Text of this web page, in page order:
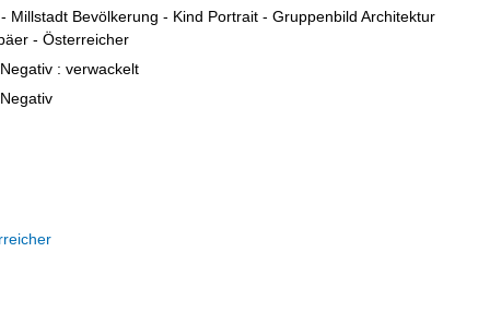
Millstadt Bevölkerung - Kind Portrait - Gruppenbild Architektur
- Österreicher
: verwackelt